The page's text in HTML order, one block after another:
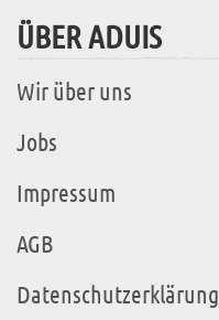
ÜBER ADUIS
Wir über uns
Jobs
Impressum
AGB
Datenschutzerklärung